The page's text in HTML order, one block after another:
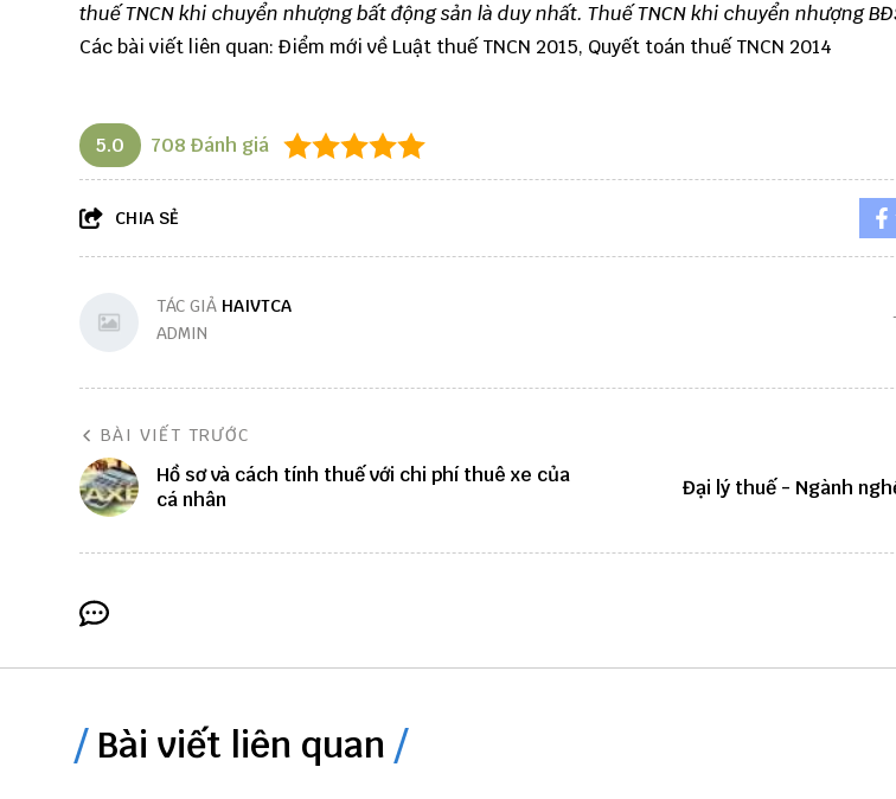
thuế TNCN khi chuyển nhượng bất động sản là duy nhất. Thuế TNCN khi chuyển nhượng
Các bài viết liên quan: Điểm mới về Luật thuế TNCN 2015, Quyết toán thuế TNCN 2014
5.0 708 Đánh giá
CHIA SẺ
TÁC GIẢ HAIVTCA
ADMIN
BÀI VIẾT TRƯỚC
Hồ sơ và cách tính thuế với chi phí thuê xe của
cá nhân
Đại lý thuế - Ngành
Bài viết liên quan